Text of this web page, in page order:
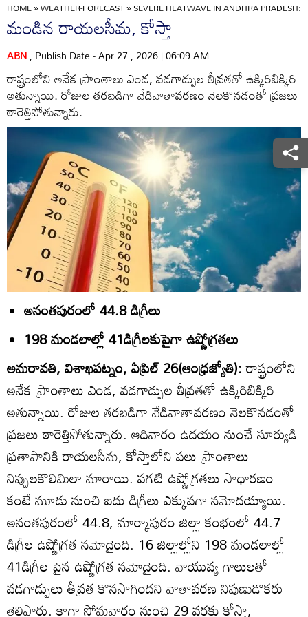
HOME»WEATHER-FORECAST»SEVERE HEATWAVE IN ANDHRA PRADESH:
మండిన రాయలసీమ, కోస్తా
ABN, Publish Date - Apr 27 , 2026 | 06:09 AM
రాష్ట్రంలోని అనేక ప్రాంతాలు ఎండ, వడగాడ్పుల తీవ్రతతో ఉక్కిరిబిక్కిరి
అతున్నాయి. రోజుల తరబడిగా వేడివాతావరణం నెలకొనడంతో ప్రజలు
ఠారెత్తిపోతున్నారు.
అనంతపురంలో 44.8 డిగ్రీలు
198 మండలాల్లో 41డిగ్రీలకుపైగా ఉష్ణోగ్రతలు
అమరావతి, విశాఖపట్నం, ఏప్రిల్‌ 26(ఆంధ్రజ్యోతి):రాష్ట్రంలోని
అనేక ప్రాంతాలు ఎండ, వడగాడ్పుల తీవ్రతతో ఉక్కిరిబిక్కిరి
అతున్నాయి. రోజుల తరబడిగా వేడివాతావరణం నెలకొనడంతో
ప్రజలు ఠారెత్తిపోతున్నారు. ఆదివారం ఉదయం నుంచే సూర్యుడి
ప్రతాపానికి రాయలసీమ, కోస్తాలోని పలు ప్రాంతాలు
నిప్పులకొలిమిలా మారాయి. పగటి ఉష్ణోగ్రతలు సాధారణం
కంటే మూడు నుంచి ఐదు డిగ్రీలు ఎక్కువగా నమోదయ్యాయి.
అనంతపురంలో 44.8, మార్కాపురం జిల్లా కంభంలో 44.7
డిగ్రీల ఉష్ణోగ్రత నమోదైంది. 16 జిల్లాల్లోని 198 మండలాల్లో
41డిగ్రీల పైన ఉష్ణోగ్రత నమోదైంది. వాయువ్య గాలులతో
వడగాడ్పులు తీవ్రత కొనసాగిందని వాతావరణ నిపుణుడొకరు
తెలిపారు. కాగా సోమవారం నుంచి 29 వరకు కోస్తా,